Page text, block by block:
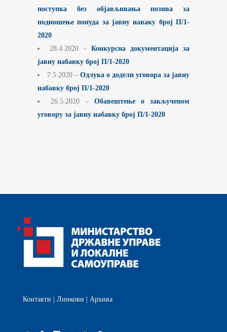
поступка без објављивања позива за
подношење понуда за јавну наваку број П/1-
2020
28.4.2020 – Конкурсна документација за
јавну набавку број П/1-2020
7.5.2020 – Одлука о додели уговора за јавну
набавку број П/1-2020
26.5.2020 – Обавештење о закљученом
уговору за јавну набавку број П/1-2020
Контакти Линкови Архива